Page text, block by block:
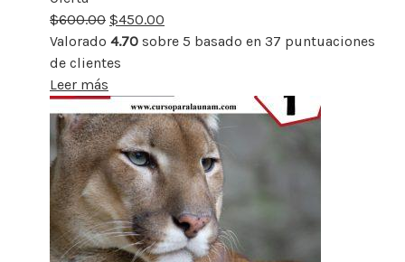
rebajado
$600.00 $450.00
Valorado 4.70 sobre 5 basado en 37 puntuaciones
de clientes
Leer más